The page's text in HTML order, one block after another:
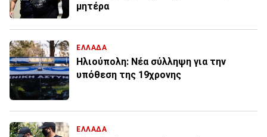
μητέρα
ΕΛΛΑΔΑ
Ηλιούπολη: Νέα σύλληψη για την
υπόθεση της 19χρονης
ΕΛΛΑΔΑ